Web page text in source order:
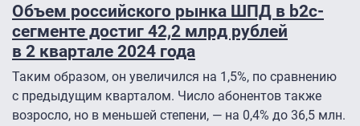
Объем российского рынка ШПД в b2c-
сегменте достиг 42,2 млрд рублей
в 2 квартале 2024 года
Таким образом, он увеличился на 1,5%, по сравнению
с предыдущим кварталом. Число абонентов также
возросло, но в меньшей степени, — на 0,4% до 36,5 млн.